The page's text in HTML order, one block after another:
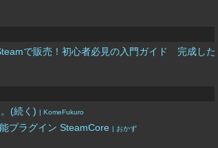
で販売！初心者必見の入門ガイド 完成し
(続く) | KomeFukuro
プラグイン SteamCore | おかず